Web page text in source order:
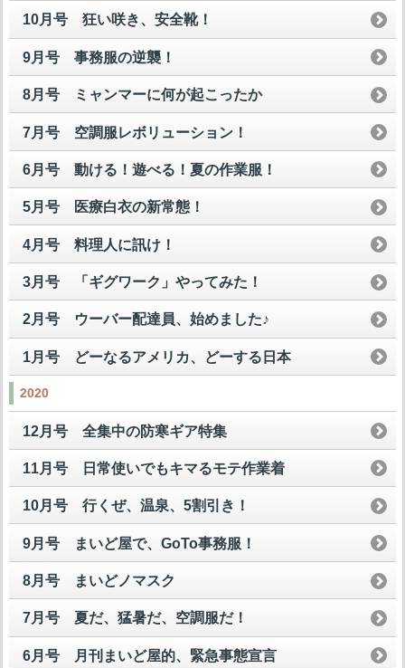
10月号 狂い咲き、安全靴！
9月号 事務服の逆襲！
8月号 ミャンマーに何が起こったか
7月号 空調服レボリューション！
6月号 動ける！遊べる！夏の作業服！
5月号 医療白衣の新常態！
4月号 料理人に訊け！
3月号 「ギグワーク」やってみた！
2月号 ウーバー配達員、始めました♪
1月号 どーなるアメリカ、どーする日本
2020
12月号 全集中の防寒ギア特集
11月号 日常使いでもキマるモテ作業着
10月号 行くぜ、温泉、5割引き！
9月号 まいど屋で、GoTo事務服！
8月号 まいどノマスク
7月号 夏だ、猛暑だ、空調服だ！
6月号 月刊まいど屋的、緊急事態宣言